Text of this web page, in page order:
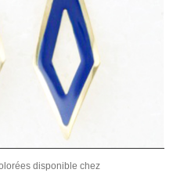
disponible chez